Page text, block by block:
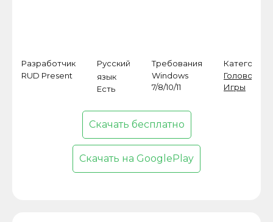
Разработчик
RUD Present
Русский
язык
Есть
Требования
Windows
7/8/10/11
Категория
Игры
Скачать бесплатно
Скачать на GooglePlay